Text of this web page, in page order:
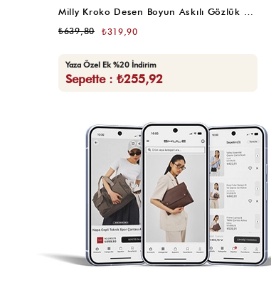
₺319,90
₺639,80
Yaza Özel Ek %20 İndirim
Sepette : ₺255,92